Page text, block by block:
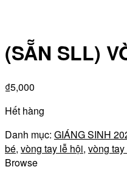
(SẴN SLL)
₫5,000
Hết hàng
Danh mục: GIÁNG SINH
bé, vòng tay lễ hội, vòng
Browse